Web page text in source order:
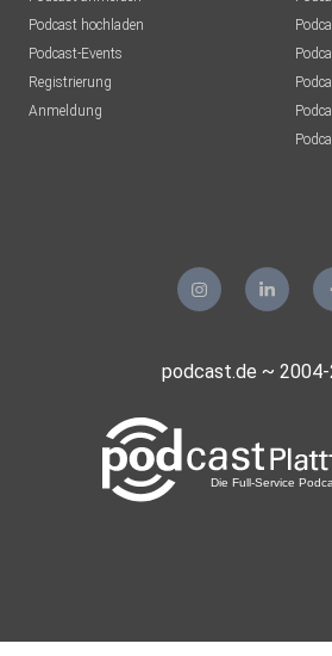
Podcast hochladen
Podcast-Events
Registrierung
Anmeldung
podcast.de ~